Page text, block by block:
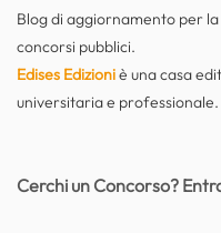
Blog di aggiornamento per
concorsi pubblici.
Edises Edizioniè una casa
universitaria e professionale.
Cerchi un Concorso?